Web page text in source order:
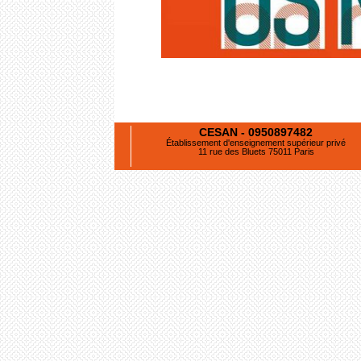
CESAN - 0950897482
Établissement d'enseignement supérieur privé
11 rue des Bluets 75011 Paris